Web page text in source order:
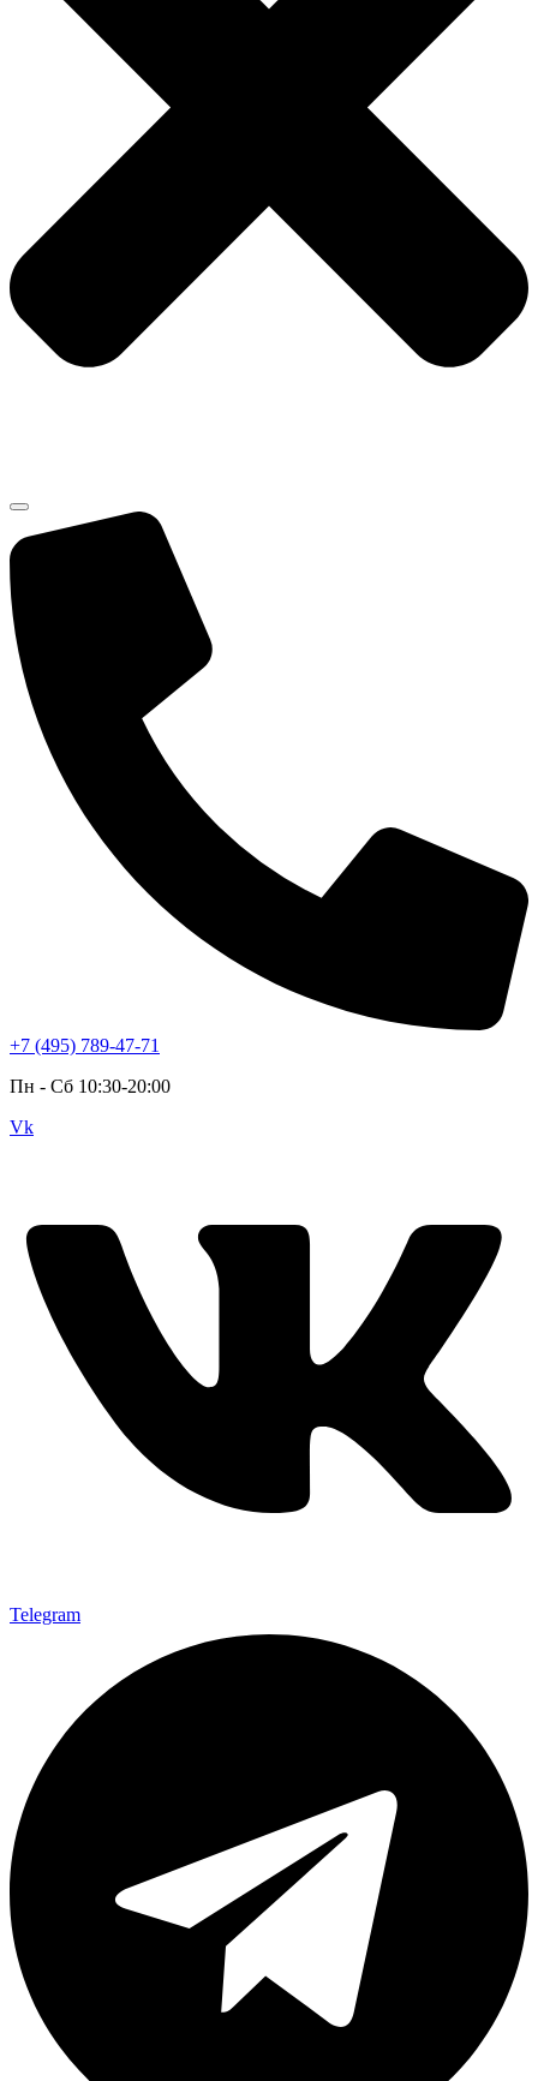
+7 (495) 789-47-71
Пн - Cб 10:30-20:00
Vk
Telegram